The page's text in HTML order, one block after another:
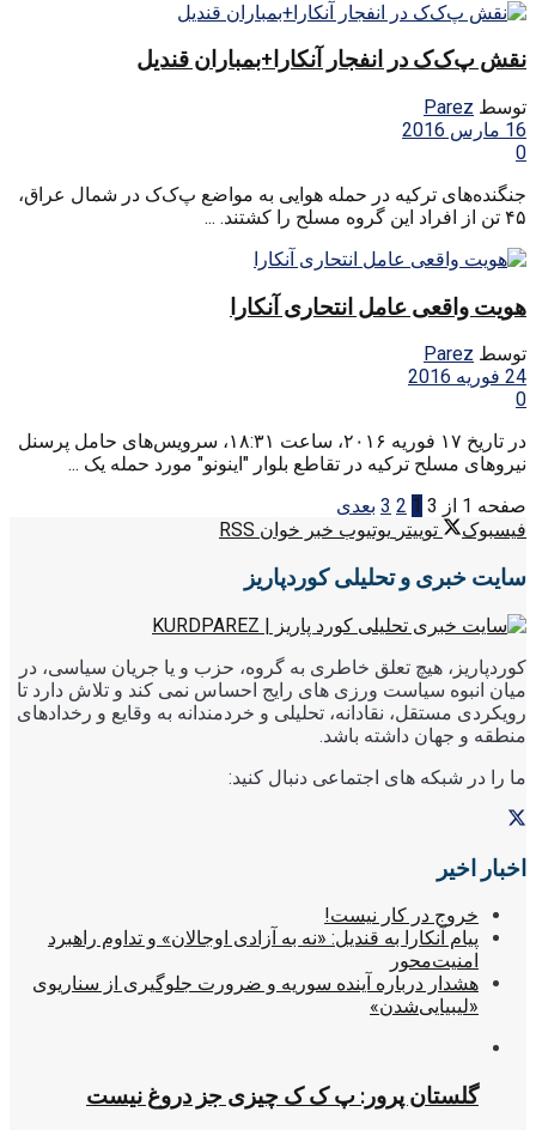
نقش پ‌ک‌ک در انفجار آنکارا+بمباران قندیل
توسط Parez
16 مارس 2016
0
جنگنده‌های ترکیه در حمله هوایی به مواضع پ‌ک‌ک در شمال عراق،
۴۵ تن از افراد این گروه مسلح را کشتند. ...
هویت واقعی عامل انتحاری آنکارا
توسط Parez
24 فوریه 2016
0
در تاریخ ۱۷ فوریه ۲۰۱۶، ساعت ۱۸:۳۱، سرویس‌‌‌های حامل پرسنل
نیروهای مسلح ترکیه در تقاطع بلوار "اینونو" مورد حمله یک ...
صفحه 1 از 3
1
2
3 بعدی
فیسبوک
توییتر یوتیوب خبر خوان RSS
سایت خبری و تحلیلی کوردپاریز
کوردپاریز، هیچ تعلق خاطری به گروه، حزب و یا جریان سیاسی، در
میان انبوه سیاست ورزی های رایج احساس نمی کند و تلاش دارد تا
رویکردی مستقل، نقادانه، تحلیلی و خردمندانه به وقایع و رخدادهای
منطقه و جهان داشته باشد.
ما را در شبکه های اجتماعی دنبال کنید:
اخبار اخیر
خروج در کار نیست!
پیام آنکارا به قندیل: «نه به آزادی اوجالان» و تداوم راهبرد
امنیت‌محور
هشدار درباره آینده سوریه و ضرورت جلوگیری از سناریوی
«لیبیایی‌شدن»
گلستان پرور: پ ک ک چیزی جز دروغ نیست